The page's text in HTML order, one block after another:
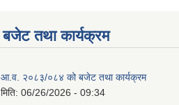
बजेट तथा कार्यक्रम
आ.व. २०८३/०८४ को बजेट तथा कार्यक्रम
मिति: 06/26/2026 - 09:34